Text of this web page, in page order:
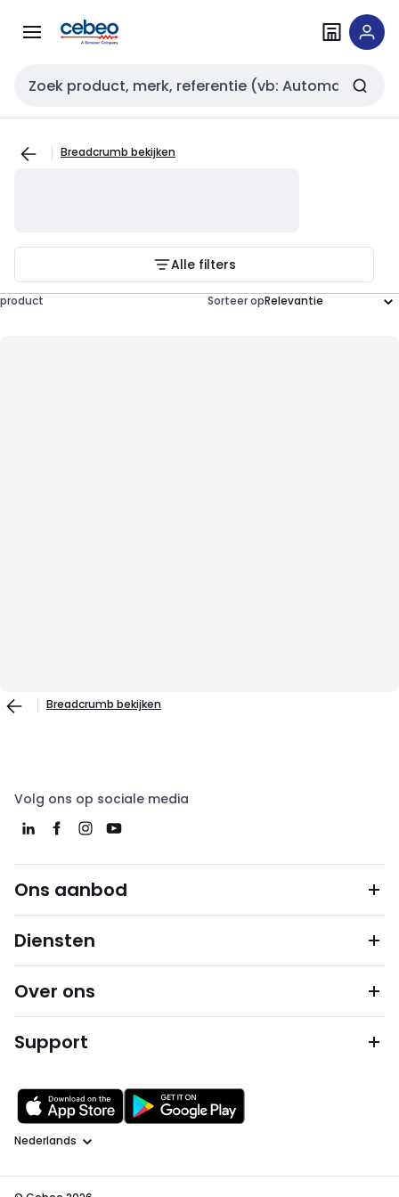
naar
naar
Zoekveld invoer
Breadcrumb bekijken
Alle filters
product Sorteer op
Breadcrumb bekijken
Volg ons op sociale media
Ons aanbod
Diensten
Over ons
Support
Taal